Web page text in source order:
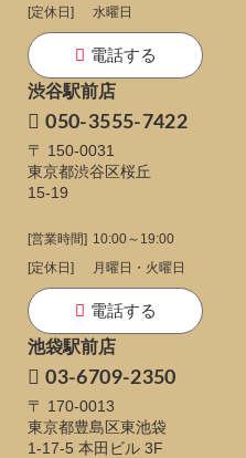
[定休日]
水曜日
電話する
渋谷駅前店
050-3555-7422
〒 150-0031
東京都渋谷区桜丘
15-19
[営業時間] 10:00～19:00
[定休日]
月曜日・火曜日
電話する
池袋駅前店
03-6709-2350
〒 170-0013
東京都豊島区東池袋
1-17-5 本田ビル 3F